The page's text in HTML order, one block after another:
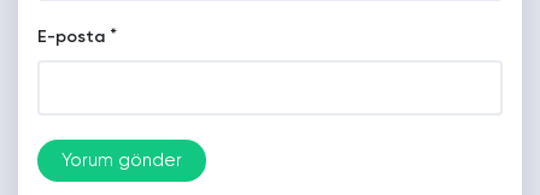
E-posta *